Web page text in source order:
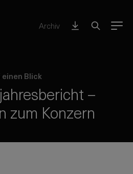
Archiv Menu
einen Blick
–
zum Konzern